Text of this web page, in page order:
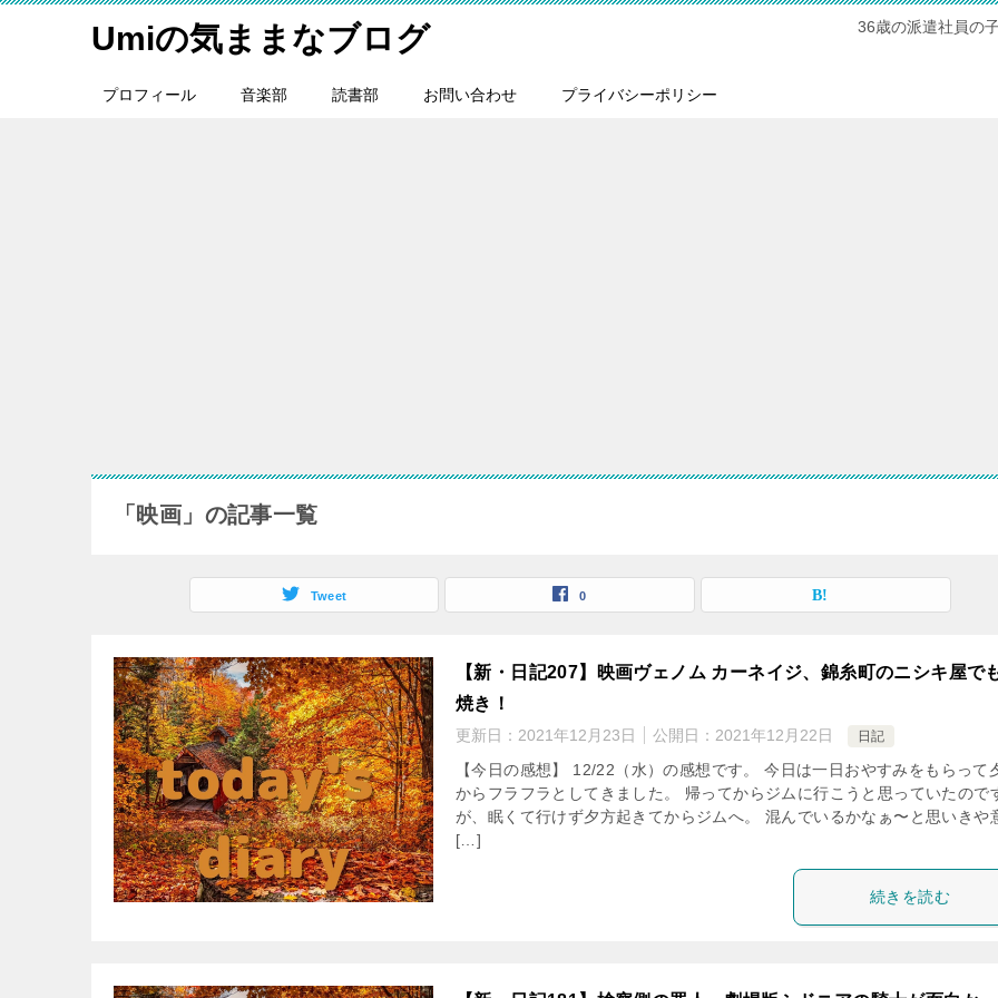
Umiの気ままなブログ 36歳の派遣社員の
プロフィール 音楽部 読書部 お問い合わせ プライバシーポリシー
「映画」の記事一覧
Tweet 0
【新・日記207】映画ヴェノム カーネイジ、錦糸町のニシキ屋で
焼き！
更新日： 2021年12月23日 公開日： 2021年12月22日 日記
【今日の感想】 12/22（水）の感想です。 今日は一日おやすみをもらって
からフラフラとしてきました。 帰ってからジムに行こうと思っていたので
が、眠くて行けず夕方起きてからジムへ。 混んでいるかなぁ〜と思いきや
[…]
続きを読む